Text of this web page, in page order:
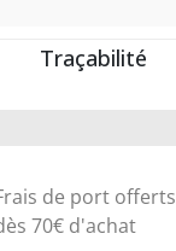
Traçabilité
de port offerts
70€ d'achat